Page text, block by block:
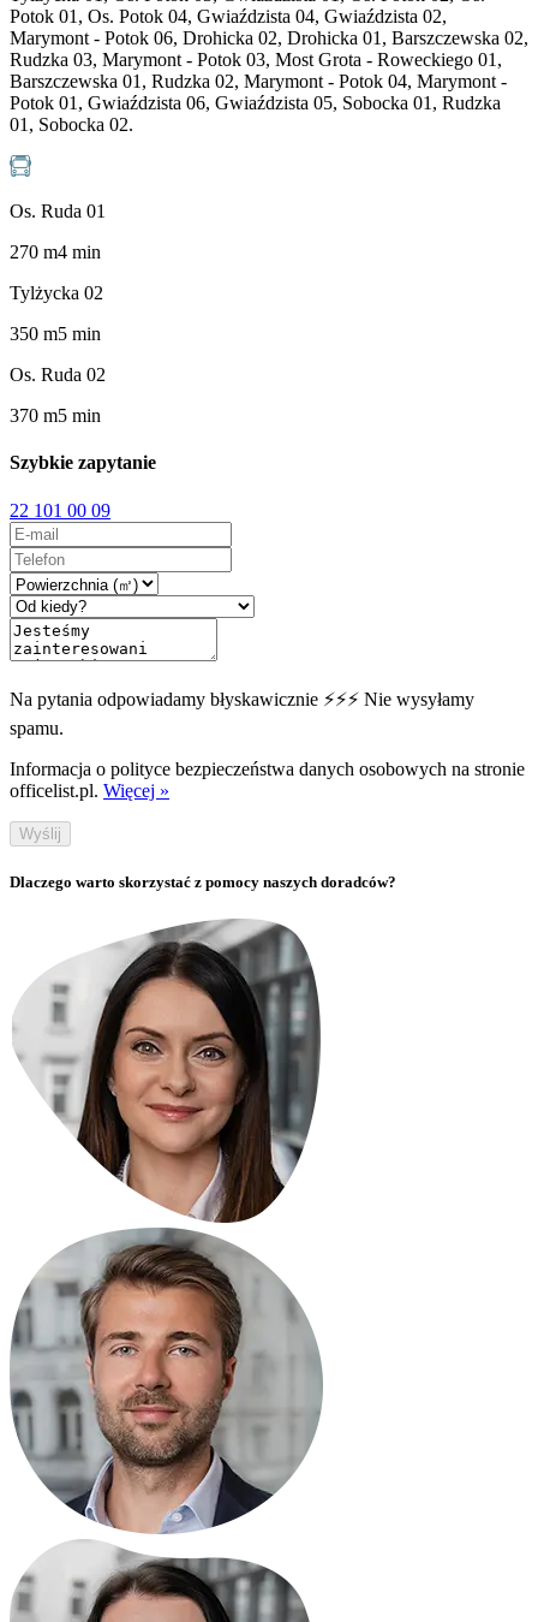
Potok 01, Os. Potok 04, Gwiaździsta 04, Gwiaździsta 02,
Marymont - Potok 06, Drohicka 02, Drohicka 01, Barszczewska 02,
Rudzka 03, Marymont - Potok 03, Most Grota - Roweckiego 01,
Barszczewska 01, Rudzka 02, Marymont - Potok 04, Marymont -
Potok 01, Gwiaździsta 06, Gwiaździsta 05, Sobocka 01, Rudzka
01, Sobocka 02.
Os. Ruda 01
270 m4 min
Tylżycka 02
350 m5 min
Os. Ruda 02
370 m5 min
Szybkie zapytanie
22 101 00 09
Na pytania odpowiadamy błyskawicznie ⚡⚡⚡ Nie wysyłamy
spamu.
Informacja o polityce bezpieczeństwa danych osobowych na stronie
officelist.pl. Więcej »
Wyślij
Dlaczego warto skorzystać z pomocy naszych doradców?